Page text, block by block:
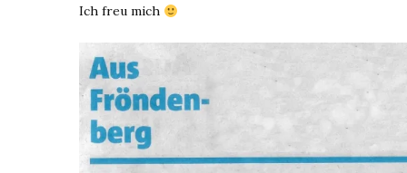
Ich freu mich